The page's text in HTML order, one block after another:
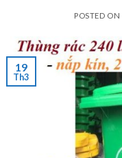
POSTED ON
19
Th3